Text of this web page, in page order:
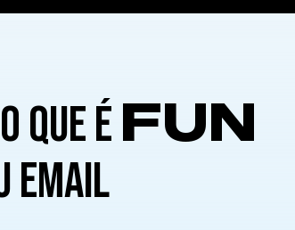
QUE ÉFUN
EMAIL